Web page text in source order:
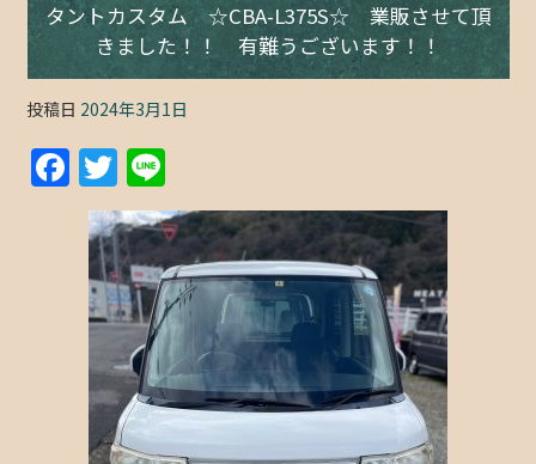
タントカスタム ☆CBA-L375S☆ 業販させて頂
きました！！ 有難うございます！！
投稿日 2024年3月1日
F
a
c
e
b
o
o
k
T
w
itt
er
n
e